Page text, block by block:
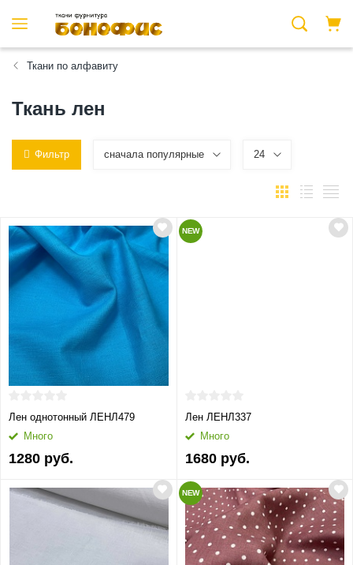
Ткани по алфавиту
Ткань лен
Фильтр сначала популярные 24
Лен однотонный ЛЕНЛ479
Много
1280 руб.
NEW
Лен ЛЕНЛ337
Много
1680 руб.
NEW